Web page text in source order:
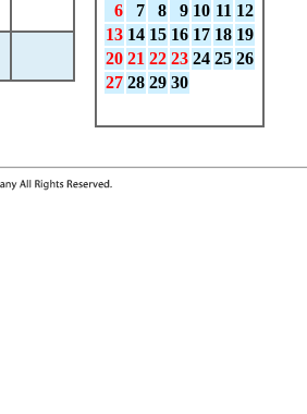
6
7 8 9 10 11 12
13 14 15 16 17 18 19
20 21 22 23 24 25 26
27 28 29 30